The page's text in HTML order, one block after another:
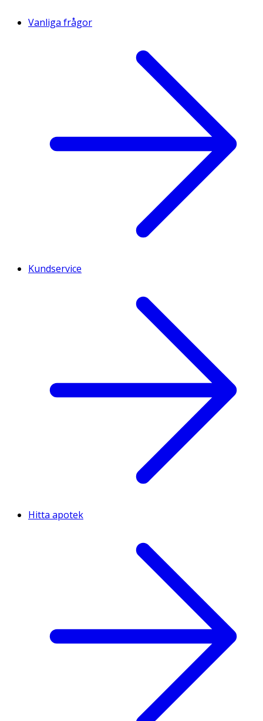
Vanliga frågor
Kundservice
Hitta apotek